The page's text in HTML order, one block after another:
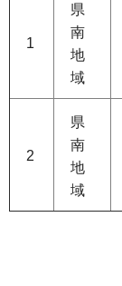
1
県
南
地
域
2
県
南
地
域